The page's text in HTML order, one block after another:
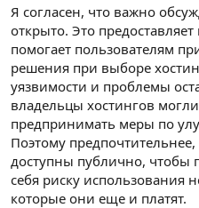
а
Я согласен, что важно
открыто. Это
помогает пользователям
решения при выборе
уязвимости и проблемы
владельцы хостингов
предпринимать меры по
Поэтому
доступны публично, чтобы
себя риску использования
которые они еще и платят.